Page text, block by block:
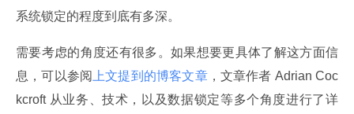
系统锁定的程度到底有多深。
需要考虑的角度还有很多。如果想要更具体了解这方面信
息，可以参阅 上文提到的博客文章，文章作者 Adrian Coc
kcroft 从业务、技术，以及数据锁定等多个角度进行了详